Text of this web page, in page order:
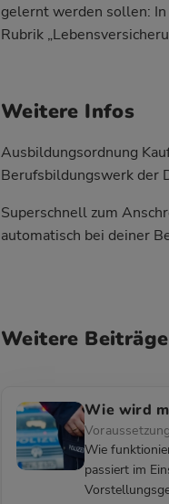
gelernt werden sollen: In
Rubrik
Weitere Infos
Ausbildungsordnung
Berufsbildungswerk der
Superschnell zum
automatisch bei deiner
Weitere Beiträge
Wie wird
Wie
passiert im